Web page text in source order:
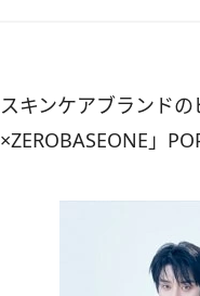
スキンケアブランド
×ZEROBASEONE」